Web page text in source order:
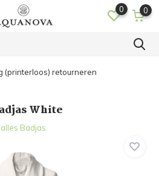
0 0
(printerloos) retourneren
White
Badjas